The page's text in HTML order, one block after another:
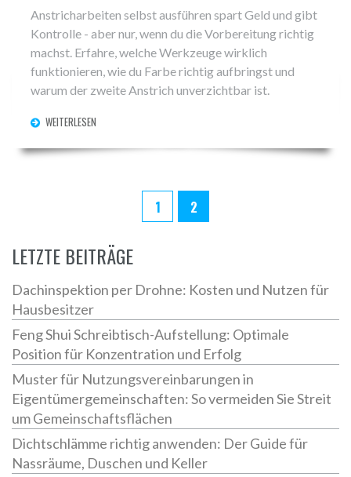
Anstricharbeiten selbst ausführen spart Geld und gibt
Kontrolle - aber nur, wenn du die Vorbereitung richtig
machst. Erfahre, welche Werkzeuge wirklich
funktionieren, wie du Farbe richtig aufbringst und
warum der zweite Anstrich unverzichtbar ist.
WEITERLESEN
1 2
LETZTE BEITRÄGE
Dachinspektion per Drohne: Kosten und Nutzen für
Hausbesitzer
Feng Shui Schreibtisch-Aufstellung: Optimale
Position für Konzentration und Erfolg
Muster für Nutzungsvereinbarungen in
Eigentümergemeinschaften: So vermeiden Sie Streit
um Gemeinschaftsflächen
Dichtschlämme richtig anwenden: Der Guide für
Nassräume, Duschen und Keller